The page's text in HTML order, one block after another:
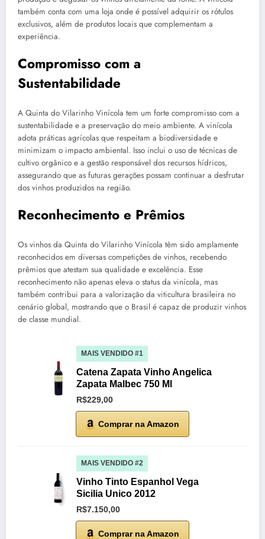
também conta com uma loja onde é possível adquirir os rótulos
exclusivos, além de produtos locais que complementam a
experiência.
Compromisso com a
Sustentabilidade
A Quinta do Vilarinho Vinícola tem um forte compromisso com a
sustentabilidade e a preservação do meio ambiente. A vinícola
adota práticas agrícolas que respeitam a biodiversidade e
minimizam o impacto ambiental. Isso inclui o uso de técnicas de
cultivo orgânico e a gestão responsável dos recursos hídricos,
assegurando que as futuras gerações possam continuar a desfrutar
dos vinhos produzidos na região.
Reconhecimento e Prêmios
Os vinhos da Quinta do Vilarinho Vinícola têm sido amplamente
reconhecidos em diversas competições de vinhos, recebendo
prêmios que atestam sua qualidade e excelência. Esse
reconhecimento não apenas eleva o status da vinícola, mas
também contribui para a valorização da viticultura brasileira no
cenário global, mostrando que o Brasil é capaz de produzir vinhos
de classe mundial.
MAIS VENDIDO #1
Catena Zapata Vinho Angelica
Zapata Malbec 750 Ml
R$229,00
Comprar na Amazon
MAIS VENDIDO #2
Vinho Tinto Espanhol Vega
Sicilia Unico 2012
R$7.150,00
Comprar na Amazon